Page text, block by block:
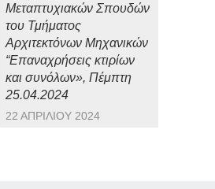
Μεταπτυχιακών Σπουδών
του Τμήματος
Αρχιτεκτόνων Μηχανικών
“Επαναχρήσεις κτιρίων
και συνόλων», Πέμπτη
25.04.2024
22 ΑΠΡΙΛΊΟΥ 2024